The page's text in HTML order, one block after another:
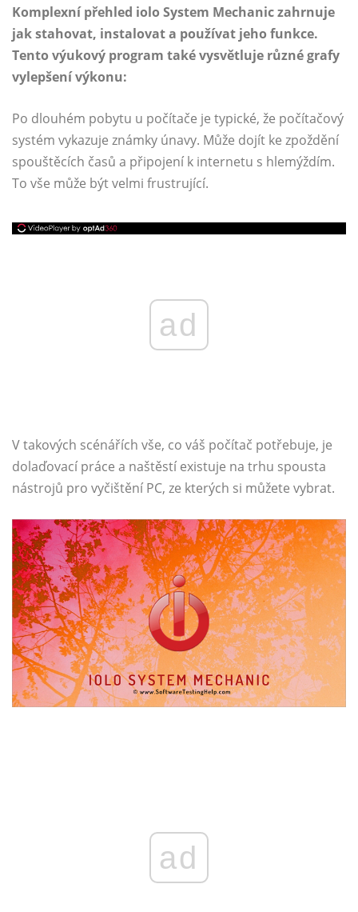
Komplexní přehled iolo System Mechanic zahrnuje
jak stahovat, instalovat a používat jeho funkce.
Tento výukový program také vysvětluje různé grafy
vylepšení výkonu:
Po dlouhém pobytu u počítače je typické, že počítačový
systém vykazuje známky únavy. Může dojít ke zpoždění
spouštěcích časů a připojení k internetu s hlemýždím.
To vše může být velmi frustrující.
ad
V takových scénářích vše, co váš počítač potřebuje, je
dolaďovací práce a naštěstí existuje na trhu spousta
nástrojů pro vyčištění PC, ze kterých si můžete vybrat.
ad